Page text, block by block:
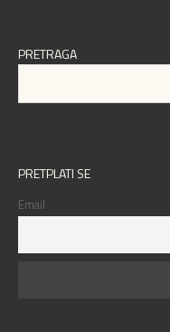
PRETRAGA
PRETPLATI SE
Email